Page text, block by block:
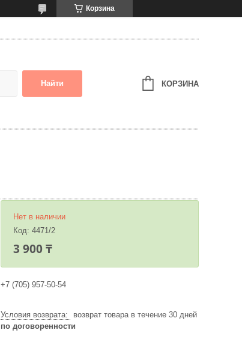
Корзина
Найти КОРЗИНА
Нет в наличии
Код: 4471/2
3 900 ₸
+7 (705) 957-50-54
возврат товара в течение 30 дней
по договоренности